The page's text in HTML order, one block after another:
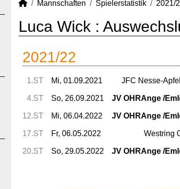
Mannschaften Spielerstatistik 2021/
Luca Wick :
2021/22
1.ST Mi, 01.09.2021 JFC Nesse-
4.ST So, 26.09.2021 JV OHRAnge /
12.ST Mi, 06.04.2022 JV OHRAnge /
17.ST Fr, 06.05.2022 Westring
20.ST So, 29.05.2022 JV OHRAnge /